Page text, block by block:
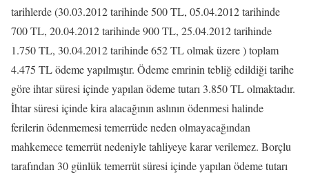
tarihlerde (30.03.2012 tarihinde 500 TL, 05.04.2012 tarihinde
700 TL, 20.04.2012 tarihinde 900 TL, 25.04.2012 tarihinde
1.750 TL, 30.04.2012 tarihinde 652 TL olmak üzere ) toplam
4.475 TL ödeme yapılmıştır. Ödeme emrinin tebliğ edildiği tarihe
göre ihtar süresi içinde yapılan ödeme tutarı 3.850 TL olmaktadır.
İhtar süresi içinde kira alacağının aslının ödenmesi halinde
ferilerin ödenmemesi temerrüde neden olmayacağından
mahkemece temerrüt nedeniyle tahliyeye karar verilemez. Borçlu
tarafından 30 günlük temerrüt süresi içinde yapılan ödeme tutarı